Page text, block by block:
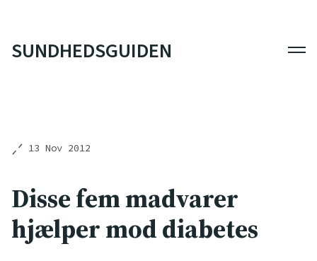
SUNDHEDSGUIDEN
13 Nov 2012
Disse fem madvarer
hjælper mod diabetes